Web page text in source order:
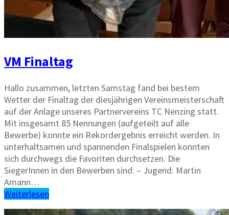
VM Finaltag
Hallo zusammen, letzten Samstag fand bei bestem
Wetter der Finaltag der diesjährigen Vereinsmeisterschaft
auf der Anlage unseres Partnervereins TC Nenzing statt.
Mit insgesamt 85 Nennungen (aufgeteilt auf alle
Bewerbe) konnte ein Rekordergebnis erreicht werden. In
unterhaltsamen und spannenden Finalspielen konnten
sich durchwegs die Favoriten durchsetzen. Die
SiegerInnen in den Bewerben sind: – Jugend: Martin
Amann…
Weiterlesen